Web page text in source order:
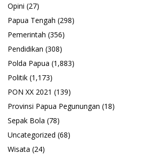
Opini (27)
Papua Tengah (298)
Pemerintah (356)
Pendidikan (308)
Polda Papua (1,883)
Politik (1,173)
PON XX 2021 (139)
Provinsi Papua Pegunungan (18)
Sepak Bola (78)
Uncategorized (68)
Wisata (24)